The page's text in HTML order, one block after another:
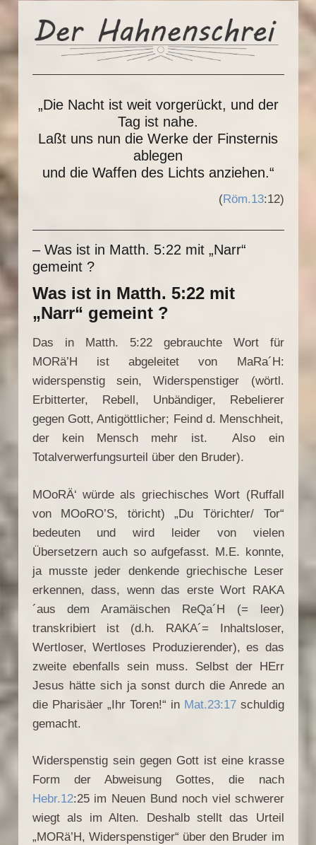
„Die Nacht ist weit vorgerückt, und der
Tag ist nahe.
Laßt uns nun die Werke der Finsternis
ablegen
und die Waffen des Lichts anziehen.“
(Röm.13:12)
– Was ist in Matth. 5:22 mit „Narr“
gemeint ?
Was ist in Matth. 5:22 mit
„Narr“ gemeint ?
Das in Matth. 5:22 gebrauchte Wort für
MORä’H ist abgeleitet von MaRa´H:
widerspenstig sein, Widerspenstiger (wörtl.
Erbitterter, Rebell, Unbändiger, Rebelierer
gegen Gott, Antigöttlicher; Feind d. Menschheit,
der kein Mensch mehr ist. Also ein
Totalverwerfungsurteil über den Bruder).
MOoRÄ‘ würde als griechisches Wort (Ruffall
von MOoRO’S, töricht) „Du Törichter/ Tor“
bedeuten und wird leider von vielen
Übersetzern auch so aufgefasst. M.E. konnte,
ja musste jeder denkende griechische Leser
erkennen, dass, wenn das erste Wort RAKA
´aus dem Aramäischen ReQa´H (= leer)
transkribiert ist (d.h. RAKA´= Inhaltsloser,
Wertloser, Wertloses Produzierender), es das
zweite ebenfalls sein muss. Selbst der HErr
Jesus hätte sich ja sonst durch die Anrede an
die Pharisäer „Ihr Toren!“ in Mat.23:17schuldig
gemacht.
Widerspenstig sein gegen Gott ist eine krasse
Form der Abweisung Gottes, die nach
Hebr.12:25 im Neuen Bund noch viel schwerer
wiegt als im Alten. Deshalb stellt das Urteil
„MORä’H, Widerspenstiger“ über den Bruder im